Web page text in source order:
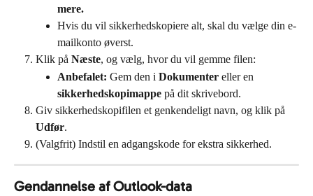
mere.
Hvis du vil sikkerhedskopiere alt, skal du vælge din e-
mailkonto øverst.
Klik på Næste, og vælg, hvor du vil gemme filen:
Anbefalet: Gem den i Dokumenter eller en
sikkerhedskopimappe på dit skrivebord.
Giv sikkerhedskopifilen et genkendeligt navn, og klik på
Udfør.
(Valgfrit) Indstil en adgangskode for ekstra sikkerhed.
Gendannelse af Outlook-data